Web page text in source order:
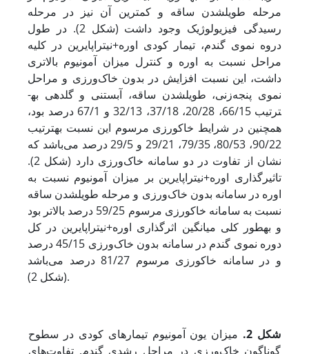
مرحله طویل­شدن ساقه و کمترین آن نیز در مرحله
رسیدگی فیزیولوژیک وجود داشت (شکل 2). در طول
دروه نموی گندم، تیمار کودی اوره+نیتراپایرین در کلیه
مراحل نسبت به اوره و کنترل میزان آمونیوم بالاتری
داشت، این نسبت افزایش در بدون خاک‌ورزی و مراحل
نموی پنجه‌زنی، طویل­شدن ساقه، آبستنی و گل­دهی به­
ترتیب 66/15، 20/28، 37/18، 32/13 و 67/1 درصد بود،
همچنین در شرایط خاکورزی مرسوم این نسبت به­ترتیب
90/22، 80/53، 79/35، 29/21 و 29/5 درصد می‌باشد که
نشان از تفاوت در دو سامانه خاک‌ورزی دارد (شکل 2).
تاثیرگذاری اوره+نیتراپایرین بر میزان آمونیوم نسبت به
اوره در سامانه بدون خاک‌ورزی و مرحله طویل­شدن ساقه
نسبت به سامانه خاکورزی مرسوم 59/25 درصد بالاتر بود
و به­طور کلی میانگین اثرگذاری اوره+نیتراپایرین در کل
دوره نموی گندم در سامانه بدون خاک‌ورزی 45/15 درصد
و در سامانه خاکورزی مرسوم 81/27 درصد می‌باشد
(شکل 2).
شکل 2.
میزان یون آمونیوم تیمارهای کودی در سطوح
گوناگون خاک‌ورزی در مراحل رشدی گندم. تفاوت‌های